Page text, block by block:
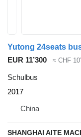
Yutong 24seats
EUR 11’300
≈ CHF
Schulbus
2017
China
SHANGHAI AITE